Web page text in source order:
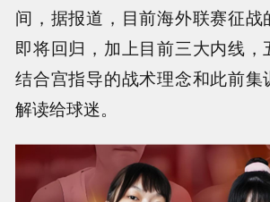
间，据报道，目前海外联赛征
即将回归，加上目前三大内线，
结合宫指导的战术理念和此前集
解读给球迷。